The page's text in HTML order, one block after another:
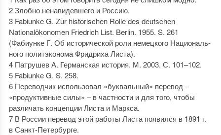
2 Злобно ненавидевшего и Россию.
3 Fabiunke G. Zur historischen Rolle des deutschen
Nationalökonomen Friedrich List. Berlin. 1955. S. 261
(Фабиунке Г. Об исторической роли немецкого Националь-
ного политэконома Фридриха Листа).
4 Патрушев А. Германская история. М. 2003. С. 101–102.
5 Fabiunke G. S. 258.
6 Переводчик использовал «буквальный» перевод –
«продуктивные силы» – в частности и для того, чтобы
различать концепции Листа и Маркса.
7 В России перевод этой работы Листа появился в 1891 г.
в Санкт-Петербурге.